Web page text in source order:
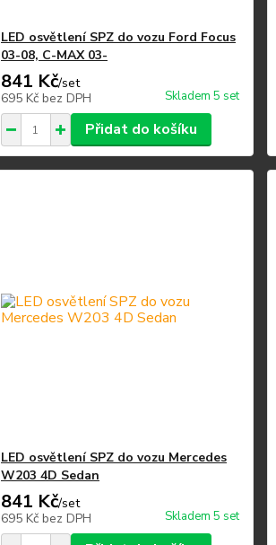
LED osvětlení SPZ do vozu Ford Focus
03-08, C-MAX 03-
841 Kč/set
695 Kč bez DPH Skladem 5 set
Přidat do košíku
LED osvětlení SPZ do vozu Mercedes
W203 4D Sedan
841 Kč/set
695 Kč bez DPH Skladem 5 set